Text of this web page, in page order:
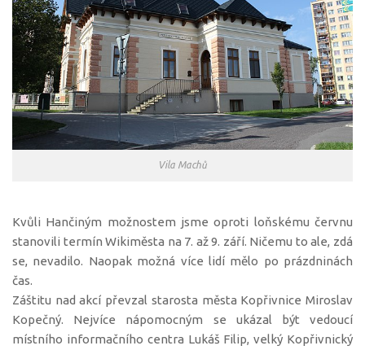
Vila Machů
Kvůli Hančiným možnostem jsme oproti loňskému červnu
stanovili termín Wikiměsta na 7. až 9. září. Ničemu to ale, zdá
se, nevadilo. Naopak možná více lidí mělo po prázdninách
čas.
Záštitu nad akcí převzal starosta města Kopřivnice Miroslav
Kopečný. Nejvíce nápomocným se ukázal být vedoucí
místního informačního centra Lukáš Filip, velký Kopřivnický